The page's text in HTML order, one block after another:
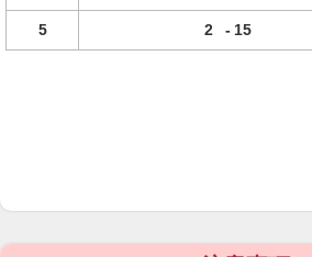
5 2 - 15